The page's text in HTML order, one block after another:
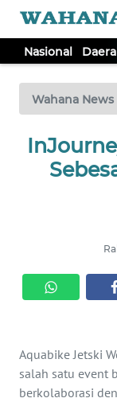
Nasional
Wahana News
Aquabike Jetski
salah satu event
berkolaborasi
TV
Tutup
NASIONAL
KRIMINAL
SAINS-TEKNO